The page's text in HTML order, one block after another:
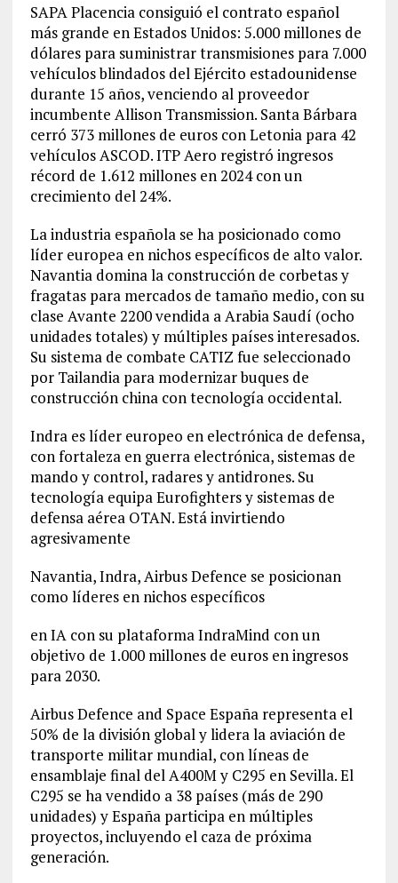
SAPA Placencia consiguió el contrato español
más grande en Estados Unidos: 5.000 millones de
dólares para suministrar transmisiones para 7.000
vehículos blindados del Ejército estadounidense
durante 15 años, venciendo al proveedor
incumbente Allison Transmission. Santa Bárbara
cerró 373 millones de euros con Letonia para 42
vehículos ASCOD. ITP Aero registró ingresos
récord de 1.612 millones en 2024 con un
crecimiento del 24%.
La industria española se ha posicionado como
líder europea en nichos específicos de alto valor.
Navantia domina la construcción de corbetas y
fragatas para mercados de tamaño medio, con su
clase Avante 2200 vendida a Arabia Saudí (ocho
unidades totales) y múltiples países interesados.
Su sistema de combate CATIZ fue seleccionado
por Tailandia para modernizar buques de
construcción china con tecnología occidental.
Indra es líder europeo en electrónica de defensa,
con fortaleza en guerra electrónica, sistemas de
mando y control, radares y antidrones. Su
tecnología equipa Eurofighters y sistemas de
defensa aérea OTAN. Está invirtiendo
agresivamente
Navantia, Indra, Airbus Defence se posicionan
como líderes en nichos específicos
en IA con su plataforma IndraMind con un
objetivo de 1.000 millones de euros en ingresos
para 2030.
Airbus Defence and Space España representa el
50% de la división global y lidera la aviación de
transporte militar mundial, con líneas de
ensamblaje final del A400M y C295 en Sevilla. El
C295 se ha vendido a 38 países (más de 290
unidades) y España participa en múltiples
proyectos, incluyendo el caza de próxima
generación.